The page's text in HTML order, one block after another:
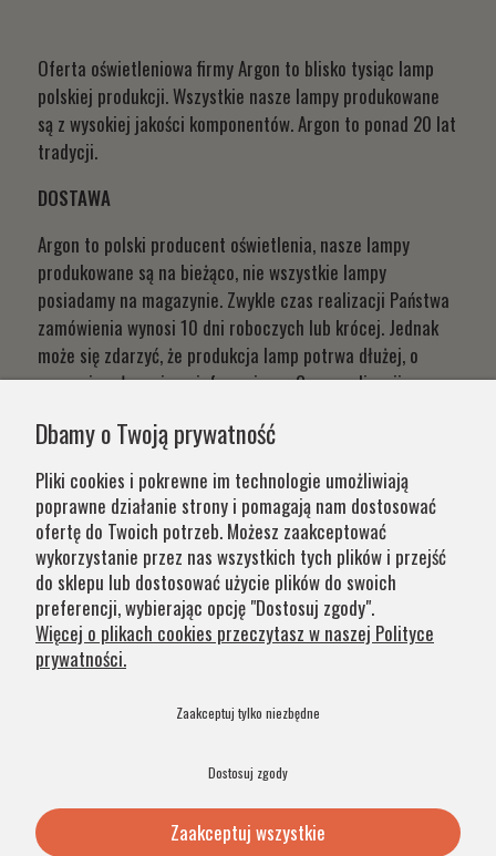
Oferta oświetleniowa firmy Argon to blisko tysiąc lamp
polskiej produkcji. Wszystkie nasze lampy produkowane
są z wysokiej jakości komponentów. Argon to ponad 20 lat
tradycji.
DOSTAWA
Argon to polski producent oświetlenia, nasze lampy
produkowane są na bieżąco, nie wszystkie lampy
posiadamy na magazynie. Zwykle czas realizacji Państwa
zamówienia wynosi 10 dni roboczych lub krócej. Jednak
może się zdarzyć, że produkcja lamp potrwa dłużej, o
czym niezwłocznie poinformujemy. Czas realizacji
chęci zapewnienia jak najwyższej jakości produktu. W
na zamówienie jest zaznaczony w opisie. Wierzymy, że na
nasze lampy warto czasem poczekać.
Kategorie
Obsługa klienta
© 2026 Argon Lampy. All Rights Reserved. .
Dbamy o Twoją prywatność
Pliki cookies i pokrewne im technologie umożliwiają
poprawne działanie strony i pomagają nam dostosować
ofertę do Twoich potrzeb. Możesz zaakceptować
wykorzystanie przez nas wszystkich tych plików i przejść
do sklepu lub dostosować użycie plików do swoich
preferencji, wybierając opcję "Dostosuj zgody".
Więcej o plikach cookies przeczytasz w naszej Polityce
prywatności.
Zaakceptuj tylko niezbędne
Dostosuj zgody
Zaakceptuj wszystkie